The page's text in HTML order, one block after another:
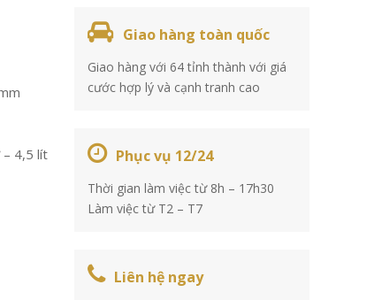
4,5 lít
Giao hàng toàn quốc
Giao hàng với 64 tỉnh thành với giá
cước hợp lý và cạnh tranh cao
Phục vụ 12/24
Thời gian làm việc từ 8h – 17h30
Làm việc từ T2 – T7
Liên hệ ngay